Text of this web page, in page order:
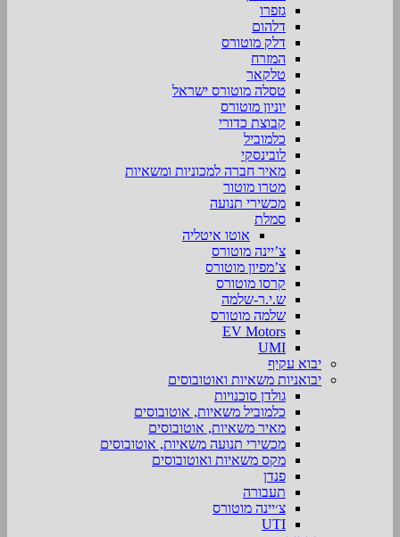
גזפרו
דלהום
דלק מוטורס
המזרח
טלקאר
טסלה מוטורס ישראל
יוניון מוטורס
קבוצת כדורי
כלמוביל
לובינסקי
מאיר חברה למכוניות ומשאיות
מטרו מוטור
מכשירי תנועה
סמלת
אוטו איטליה
צ’יינה מוטורס
צ’מפיון מוטורס
קרסו מוטורס
ש.י.ר-שלמה
שלמה מוטורס
EV Motors
UMI
יבוא עקיף
יבואניות משאיות ואוטובוסים
גולדן סוכנויות
כלמוביל משאיות, אוטובוסים
מאיר משאיות, אוטובוסים
מכשירי תנועה משאיות, אוטובוסים
מקס משאיות ואוטובוסים
פנדן
תעבורה
צ׳יינה מוטורס
UTI